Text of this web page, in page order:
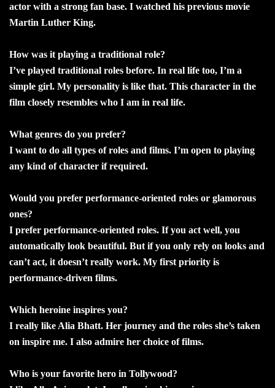
actor with a strong fan base. I watched his previous movie
Martin Luther King.
How was it playing a traditional role?
I’ve played traditional roles before. In real life too, I’m a
simple girl. My personality is like that. This character in the
film closely resembles who I am in real life.
What genres do you prefer?
I want to do all types of roles and films. I’m open to playing
any kind of character if required.
Would you prefer performance-oriented roles or glamorous
ones?
I prefer performance-oriented roles. If you act well, you
automatically look beautiful. But if you only rely on looks and
can’t act, it doesn’t really work. My first priority is
performance-driven films.
Which heroine inspires you?
I really like Alia Bhatt. Her journey and the roles she’s taken
on inspire me. I also admire her choice of films.
Who is your favorite hero in Tollywood?